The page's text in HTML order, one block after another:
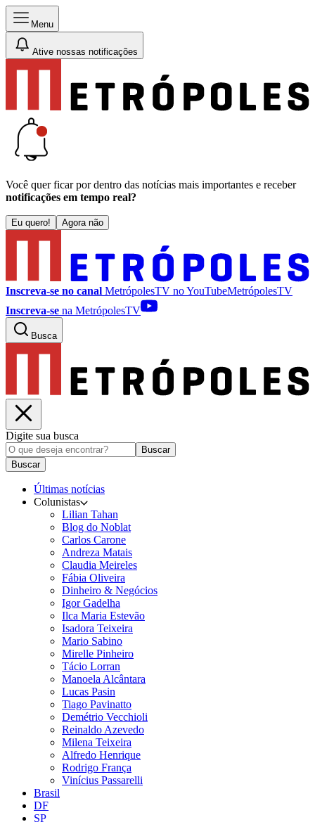
Menu
Ative nossas notificações
Você quer ficar por dentro das notícias mais importantes e receber
notificações em tempo real?
Eu quero! Agora não
Inscreva-se no canal MetrópolesTV noYouTubeMetrópolesTV
Inscreva-se na MetrópolesTV
Busca
Digite sua busca
Buscar
Buscar
Últimas notícias
Colunistas
Lilian Tahan
Blog do Noblat
Carlos Carone
Andreza Matais
Claudia Meireles
Fábia Oliveira
Dinheiro & Negócios
Igor Gadelha
Ilca Maria Estevão
Isadora Teixeira
Mario Sabino
Mirelle Pinheiro
Tácio Lorran
Manoela Alcântara
Lucas Pasin
Tiago Pavinatto
Demétrio Vecchioli
Reinaldo Azevedo
Milena Teixeira
Alfredo Henrique
Rodrigo França
Vinícius Passarelli
Brasil
DF
SP